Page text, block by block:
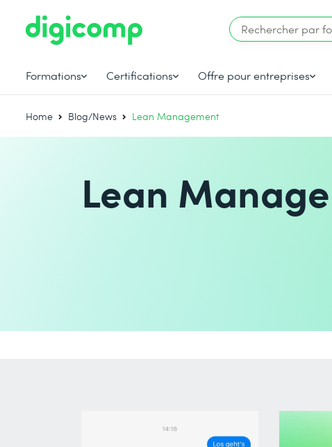
Formations Certifications Offre pour entreprises
Home Blog/News Lean Management
Lean